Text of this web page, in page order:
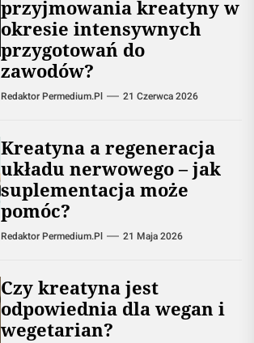
przyjmowania kreatyny w
okresie intensywnych
przygotowań do
zawodów?
Redaktor Permedium.pl 21 Czerwca 2026
Kreatyna a regeneracja
układu nerwowego – jak
suplementacja może
pomóc?
Redaktor Permedium.pl 21 Maja 2026
Czy kreatyna jest
odpowiednia dla wegan i
wegetarian?